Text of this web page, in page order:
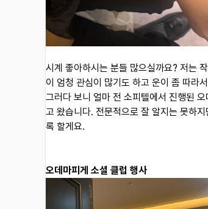
시계 좋아하시는 분들 많으실까요? 저는
이 엄청 관심이 많기도 하고 운이 좀 따라
그러다 보니 얼마 전 소피텔에서 진행된
고 왔습니다. 전문적으로 잘 알지는 못하
록 할게요.
오데마피게 소셜 클럽 행사